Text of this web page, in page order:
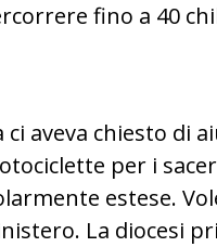
fino a 40
ci aveva chiesto di
per i
estese.
La diocesi